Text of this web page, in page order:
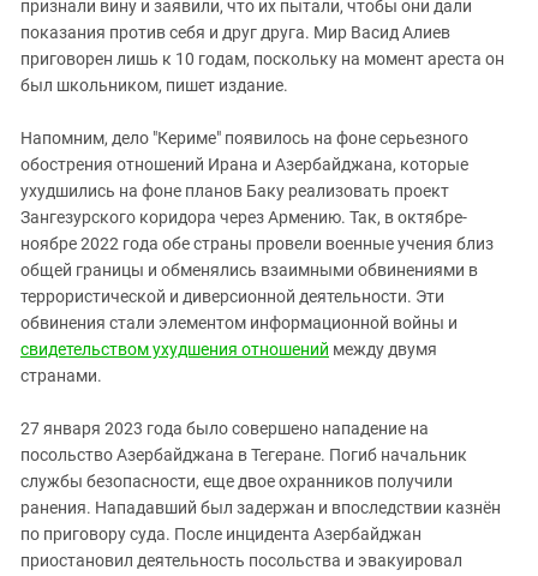
признали вину и заявили, что их пытали, чтобы они дали
показания против себя и друг друга. Мир Васид Алиев
приговорен лишь к 10 годам, поскольку на момент ареста он
был школьником, пишет издание.
Напомним, дело "Кериме" появилось на фоне серьезного
обострения отношений Ирана и Азербайджана, которые
ухудшились на фоне планов Баку реализовать проект
Зангезурского коридора через Армению. Так, в октябре-
ноябре 2022 года обе страны провели военные учения близ
общей границы и обменялись взаимными обвинениями в
террористической и диверсионной деятельности. Эти
обвинения стали элементом информационной войны и
свидетельством ухудшения отношений между двумя
странами.
27 января 2023 года было совершено нападение на
посольство Азербайджана в Тегеране. Погиб начальник
службы безопасности, еще двое охранников получили
ранения. Нападавший был задержан и впоследствии казнён
по приговору суда. После инцидента Азербайджан
приостановил деятельность посольства и эвакуировал